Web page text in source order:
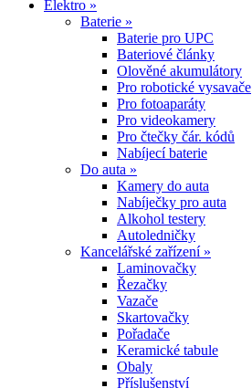
Elektro »
Baterie »
Baterie pro UPC
Bateriové články
Olověné akumulátory
Pro robotické vysavače
Pro fotoaparáty
Pro videokamery
Pro čtečky čár. kódů
Nabíjecí baterie
Do auta »
Kamery do auta
Nabíječky pro auta
Alkohol testery
Autoledničky
Kancelářské zařízení »
Laminovačky
Řezačky
Vazače
Skartovačky
Pořadače
Keramické tabule
Obaly
Příslušenství